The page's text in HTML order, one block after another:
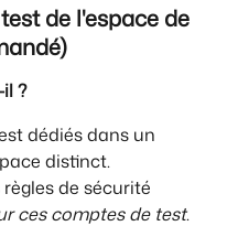
de l'espace de
?
dédiés dans un
distinct.
de sécurité
ces comptes de test.